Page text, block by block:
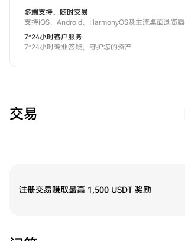
多端支持、随时交易
支持iOS、Android、HarmonyOS及主流桌面浏览器
7*24小时客户服务
7*24小时专业答疑，守护您的资产
交易
注册交易赚取最高 1,500 USDT 奖励